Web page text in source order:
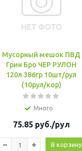
Мусорный мешок ПВД
Грин Бро ЧЕР РУЛОН
120л 386гр 10шт/рул
(10рул/кор)
Много
75.85руб./рул
В корзину